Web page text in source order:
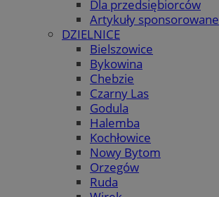
Dla przedsiębiorców
Artykuły sponsorowane
DZIELNICE
Bielszowice
Bykowina
Chebzie
Czarny Las
Godula
Halemba
Kochłowice
Nowy Bytom
Orzegów
Ruda